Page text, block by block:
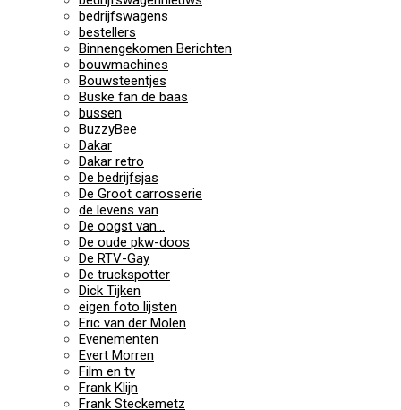
bedrijfswagens
bestellers
Binnengekomen Berichten
bouwmachines
Bouwsteentjes
Buske fan de baas
bussen
BuzzyBee
Dakar
Dakar retro
De bedrijfsjas
De Groot carrosserie
de levens van
De oogst van…
De oude pkw-doos
De RTV-Gay
De truckspotter
Dick Tijken
eigen foto lijsten
Eric van der Molen
Evenementen
Evert Morren
Film en tv
Frank Klijn
Frank Steckemetz